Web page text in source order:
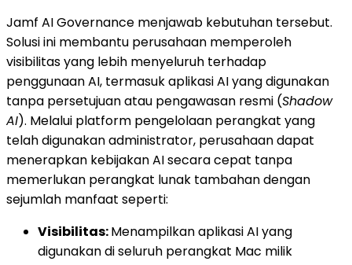
Jamf AI Governance menjawab kebutuhan tersebut.
Solusi ini membantu perusahaan memperoleh
visibilitas yang lebih menyeluruh terhadap
penggunaan AI, termasuk aplikasi AI yang digunakan
tanpa persetujuan atau pengawasan resmi (Shadow
AI). Melalui platform pengelolaan perangkat yang
telah digunakan administrator, perusahaan dapat
menerapkan kebijakan AI secara cepat tanpa
memerlukan perangkat lunak tambahan dengan
sejumlah manfaat seperti:
Visibilitas:Menampilkan aplikasi AI yang
digunakan di seluruh perangkat Mac milik